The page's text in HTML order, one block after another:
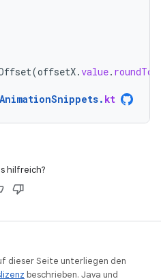
(offsetX.value.
. kt
hilfreich?
dieser Seite unterliegen den
beschrieben. Java und